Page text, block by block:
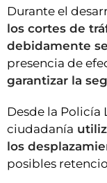
Durante el
los cortes de
debidamente
presencia de
garantizar la
Desde la Policía
ciudadanía
los
posibles